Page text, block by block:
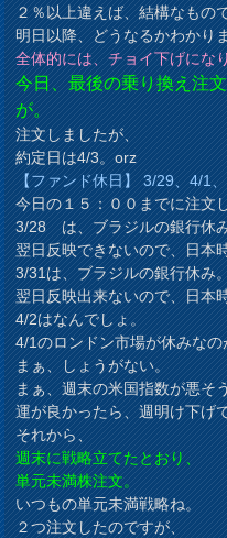
２％以上違えば、結構なもの
明日以降、どうなるかわかり
全体的には、チョイ下げにな
今日、最後の乗り換え注
が。
注文しましたが、
約定日は4/3。orz
【ファンド休日】 3/29、4/1
今日の１５：００までに注文
3/28 は、ブラジルの銀行休
翌日反映できないので、日本
3/31は、ブラジルの銀行休み
翌日反映出来ないので、日本
4/2はなんでしょ。
4/1のロンドン市場が休みな
まぁ、しょうがない。
まぁ、週末の米国指数が悪そ
運が良かったら、週明け下げ
それから、
週末に戦略立てたとおり、
単元未満株注文。
いつもの単元未満戦略ね。
２つ注文したのですが、